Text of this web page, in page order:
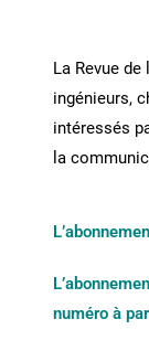
La Revue
ingénieurs,
intéressés
la
numéro à